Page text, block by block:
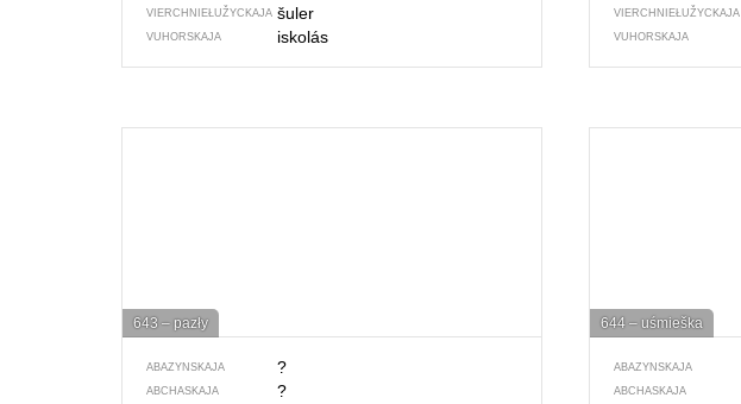
VIERCHNIE­ŁUŽYCKAJA šuler
VUHORSKAJA iskolás
VIERCHNIE­ŁUŽYCKAJA
VUHORSKAJA
643 – pazły
ABAZYNSKAJA ?
ABCHASKAJA ?
644 – uśmieška
ABAZYNSKAJA
ABCHASKAJA